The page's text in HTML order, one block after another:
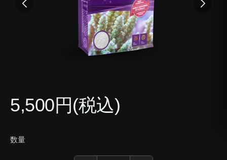
5,500円(税込)
数量